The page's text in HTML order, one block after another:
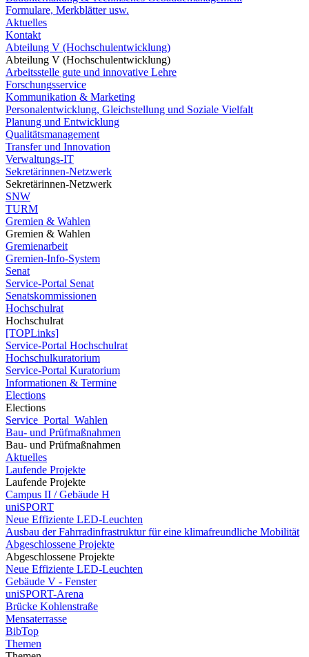
Formulare, Merkblätter usw.
Aktuelles
Kontakt
Abteilung V (Hochschulentwicklung)
Abteilung V (Hochschulentwicklung)
Arbeitsstelle gute und innovative Lehre
Forschungsservice
Kommunikation & Marketing
Personalentwicklung, Gleichstellung und Soziale Vielfalt
Planung und Entwicklung
Qualitätsmanagement
Transfer und Innovation
Verwaltungs-IT
Sekretärinnen-Netzwerk
Sekretärinnen-Netzwerk
SNW
TURM
Gremien & Wahlen
Gremien & Wahlen
Gremienarbeit
Gremien-Info-System
Senat
Service-Portal Senat
Senatskommissionen
Hochschulrat
Hochschulrat
[TOPLinks]
Service-Portal Hochschulrat
Hochschulkuratorium
Service-Portal Kuratorium
Informationen & Termine
Elections
Elections
Service_Portal_Wahlen
Bau- und Prüfmaßnahmen
Bau- und Prüfmaßnahmen
Aktuelles
Laufende Projekte
Laufende Projekte
Campus II / Gebäude H
uniSPORT
Neue Effiziente LED-Leuchten
Ausbau der Fahrradinfrastruktur für eine klimafreundliche Mobilität
Abgeschlossene Projekte
Abgeschlossene Projekte
Neue Effiziente LED-Leuchten
Gebäude V - Fenster
uniSPORT-Arena
Brücke Kohlenstraße
Mensaterrasse
BibTop
Themen